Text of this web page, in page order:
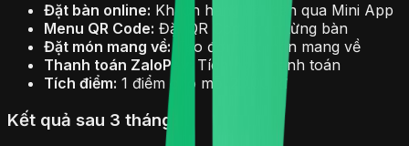
Đặt bàn online: Khách hàng đặt bàn qua Mini App
Menu QR Code: Đặt QR Code trên từng bàn
Đặt món mang về:Tạo đơn đặt món mang về
Thanh toán ZaloPay:
Tích hợp thanh toán
Tích điểm: 1 điểm cho mỗi 20.000đ
Kết quả sau 3 tháng: